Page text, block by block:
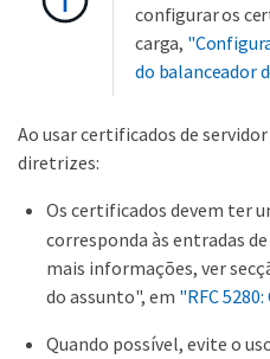
configurar os
carga,
do balanceador
Ao usar certificados de
diretrizes:
Os certificados devem ter
corresponda às entradas
mais informações, ver
do assunto", em "RFC
Quando possível, evite o